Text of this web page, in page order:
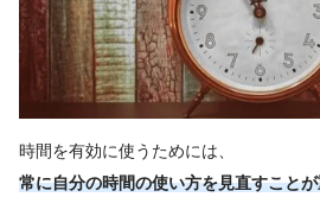
時間を有効に使うためには、
常に自分の時間の使い方を見直すこと